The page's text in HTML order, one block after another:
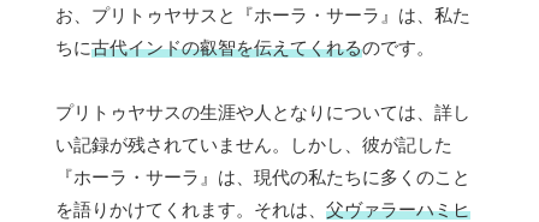
お、プリトゥヤサスと『ホーラ・サーラ』は、私た
ちに古代インドの叡智を伝えてくれるのです。
プリトゥヤサスの生涯や人となりについては、詳し
い記録が残されていません。しかし、彼が記した
『ホーラ・サーラ』は、現代の私たちに多くのこと
を語りかけてくれます。それは、 父ヴァラーハミヒ